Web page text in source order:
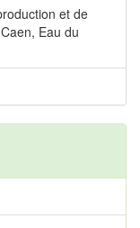
et de
Eau du